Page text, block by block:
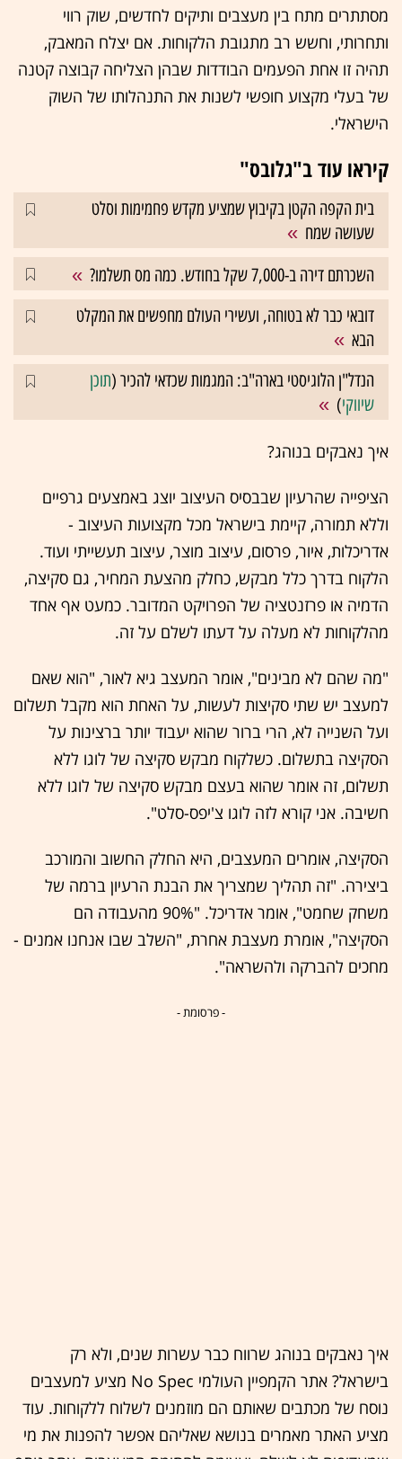
מסתתרים מתח בין מעצבים ותיקים לחדשים, שוק רווי
ותחרותי, וחשש רב מתגובת הלקוחות. אם יצלח המאבק,
תהיה זו אחת הפעמים הבודדות שבהן הצליחה קבוצה קטנה
של בעלי מקצוע חופשי לשנות את התנהלותו של השוק
הישראלי.
קיראו עוד ב"גלובס"
בית הקפה הקטן בקיבוץ שמציע מקדש פחמימות וסלט
שעושה שמח
השכרתם דירה ב-7,000 שקל בחודש. כמה מס תשלמו?
דובאי כבר לא בטוחה, ועשירי העולם מחפשים את המקלט
הבא
הנדל"ן הלוגיסטי בארה"ב: המגמות שכדאי להכיר (תוכן
שיווקי)
איך נאבקים בנוהג?
הציפייה שהרעיון שבבסיס העיצוב יוצג באמצעים גרפיים
וללא תמורה, קיימת בישראל מכל מקצועות העיצוב -
אדריכלות, איור, פרסום, עיצוב מוצר, עיצוב תעשייתי ועוד.
הלקוח בדרך כלל מבקש, כחלק מהצעת המחיר, גם סקיצה,
הדמיה או פרזנטציה של הפרויקט המדובר. כמעט אף אחד
מהלקוחות לא מעלה על דעתו לשלם על זה.
"מה שהם לא מבינים", אומר המעצב גיא לאור, "הוא שאם
למעצב יש שתי סקיצות לעשות, על האחת הוא מקבל תשלום
ועל השנייה לא, הרי ברור שהוא יעבוד יותר ברצינות על
הסקיצה בתשלום. כשלקוח מבקש סקיצה של לוגו ללא
תשלום, זה אומר שהוא בעצם מבקש סקיצה של לוגו ללא
חשיבה. אני קורא לזה לוגו צ'יפס-סלט".
הסקיצה, אומרים המעצבים, היא החלק החשוב והמורכב
ביצירה. "זה תהליך שמצריך את הבנת הרעיון ברמה של
משחק שחמט", אומר אדריכל. "90% מהעבודה הם
הסקיצה", אומרת מעצבת אחרת, "השלב שבו אנחנו אמנים -
מחכים להברקה ולהשראה".
- פרסומת -
איך נאבקים בנוהג שרווח כבר עשרות שנים, ולא רק
בישראל? אתר הקמפיין העולמי No Spec מציע למעצבים
נוסח של מכתבים שאותם הם מוזמנים לשלוח ללקוחות. עוד
מציע האתר מאמרים בנושא שאליהם אפשר להפנות את מי